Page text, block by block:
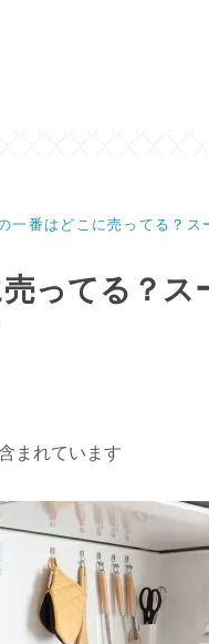
一番はどこに売ってる？
ってる？ス
まれています